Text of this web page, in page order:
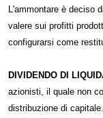
L'ammontare è deciso
valere sui profitti
configurarsi come
DIVIDENDO DI
azionisti, il quale non
distribuzione di